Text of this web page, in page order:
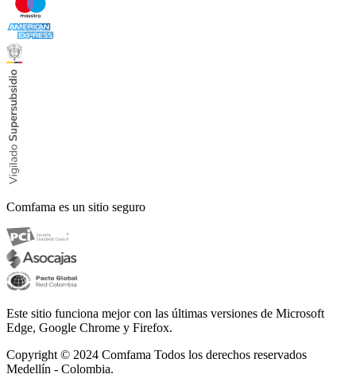
Comfama es un sitio seguro
Este sitio funciona mejor con las últimas versiones de Microsoft
Edge, Google Chrome y Firefox.
Copyright © 2024 Comfama Todos los derechos reservados
Medellín - Colombia.